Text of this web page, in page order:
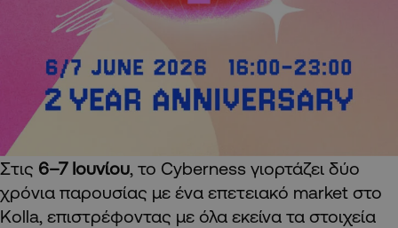
Στις 6–7 Ιουνίου, το Cyberness γιορτάζει δύο
χρόνια παρουσίας με ένα επετειακό market στο
Kolla, επιστρέφοντας με όλα εκείνα τα στοιχεία